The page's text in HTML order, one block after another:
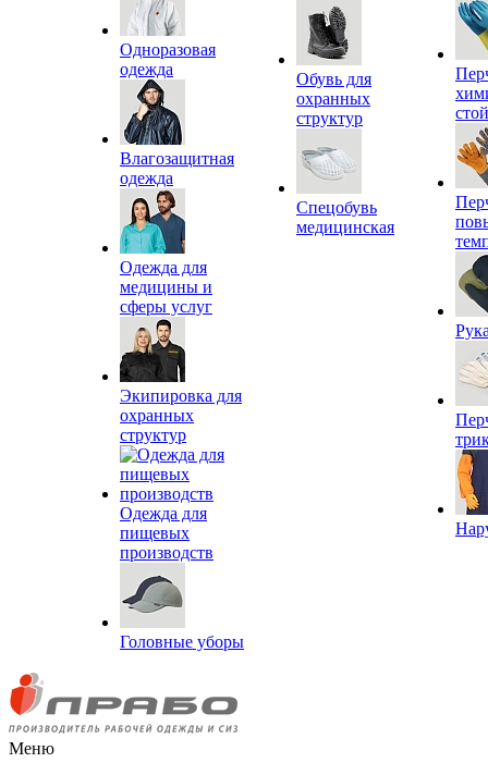
Одноразовая
одежда
Влагозащитная
одежда
Одежда для
медицины и
сферы услуг
Экипировка для
охранных
структур
Одежда для
пищевых
производств
Головные уборы
Обувь для
охранных
структур
Спецобувь
медицинская
Меню